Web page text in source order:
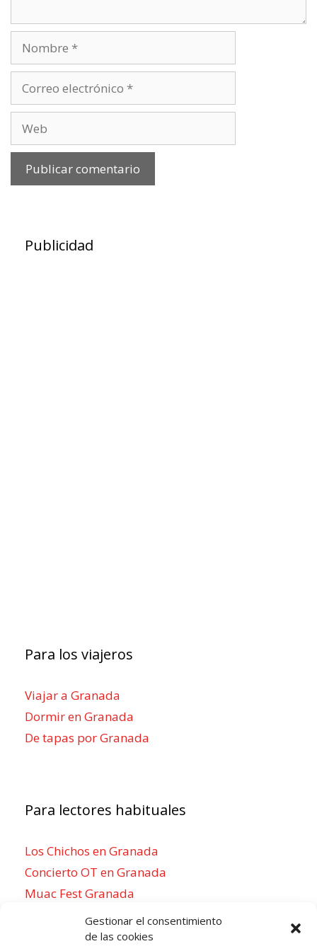
Gestionar el consentimiento
de las cookies
Nombre
Correo
electrónico
Web
Publicidad
Para los viajeros
Viajar a Granada
Dormir en Granada
De tapas por Granada
Para lectores habituales
Los Chichos en Granada
Concierto OT en Granada
Muac Fest Granada
Concierto de Saiko en Granada